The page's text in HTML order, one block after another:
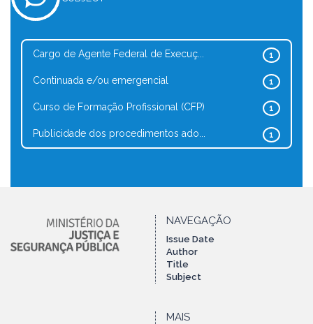
1
Cargo de Agente Federal de Execuç...
1
Continuada e/ou emergencial
1
Curso de Formação Profissional (CFP)
1
Publicidade dos procedimentos ado...
NAVEGAÇÃO
Issue Date
Author
Title
Subject
MAIS